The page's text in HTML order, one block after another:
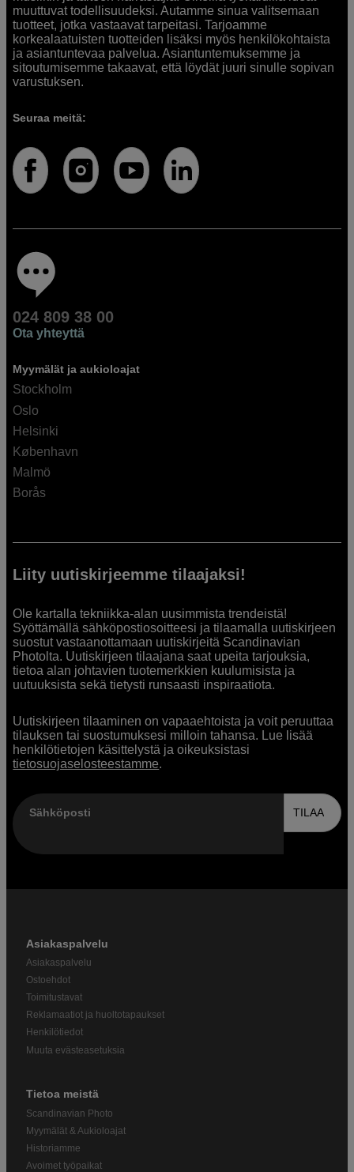
muuttuvat todellisuudeksi. Autamme sinua valitsemaan
tuotteet, jotka vastaavat tarpeitasi. Tarjoamme
korkealaatuisten tuotteiden lisäksi myös henkilökohtaista
ja asiantuntevaa palvelua. Asiantuntemuksemme ja
sitoutumisemme takaavat, että löydät juuri sinulle sopivan
varustuksen.
Seuraa meitä:
024 809 38 00
Ota yhteyttä
Myymälät ja aukioloajat
Stockholm
Oslo
Helsinki
København
Malmö
Borås
Liity uutiskirjeemme tilaajaksi!
Ole kartalla tekniikka-alan uusimmista trendeistä!
Syöttämällä sähköpostiosoitteesi ja tilaamalla uutiskirjeen
suostut vastaanottamaan uutiskirjeitä Scandinavian
Photolta. Uutiskirjeen tilaajana saat upeita tarjouksia,
tietoa alan johtavien tuotemerkkien kuulumisista ja
uutuuksista sekä tietysti runsaasti inspiraatiota.
Uutiskirjeen tilaaminen on vapaaehtoista ja voit peruuttaa
tilauksen tai suostumuksesi milloin tahansa. Lue lisää
henkilötietojen käsittelystä ja oikeuksistasi
tietosuojaselosteestamme.
Sähköposti TILAA
Asiakaspalvelu
Asiakaspalvelu
Ostoehdot
Toimitustavat
Reklamaatiot ja huoltotapaukset
Henkilötiedot
Muuta evästeasetuksia
Tietoa meistä
Scandinavian Photo
Myymälät & Aukioloajat
Historiamme
Avoimet työpaikat